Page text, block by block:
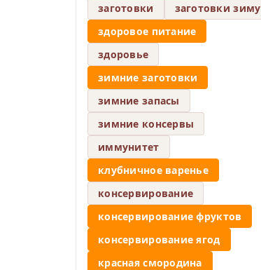
заготовки
заготовки зиму
здоровое питание
здоровье
зимние заготовки
зимние запасы
зимние консервы
иммунитет
клубничное варенье
консервирование
консервирование фруктов
консервирование ягод
красная смородина